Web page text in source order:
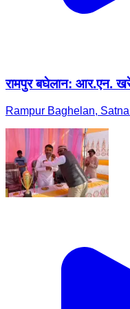
रामपुर बघेलान: आर.एन.
Rampur Baghelan,